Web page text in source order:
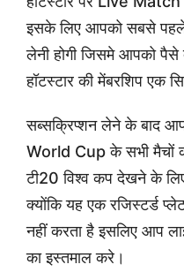
इसके लिए आपको सबसे
लेनी होगी जिसमे आपको
हॉटस्टार की मेंबरशिप एक
सब्सक्रिप्शन लेने के बाद
World Cup के सभी मैचों
टी20 विश्व कप देखने के
क्योंकि यह एक रजिस्टर्ड
नहीं करता है इसलिए आप
का इस्तमाल करे।